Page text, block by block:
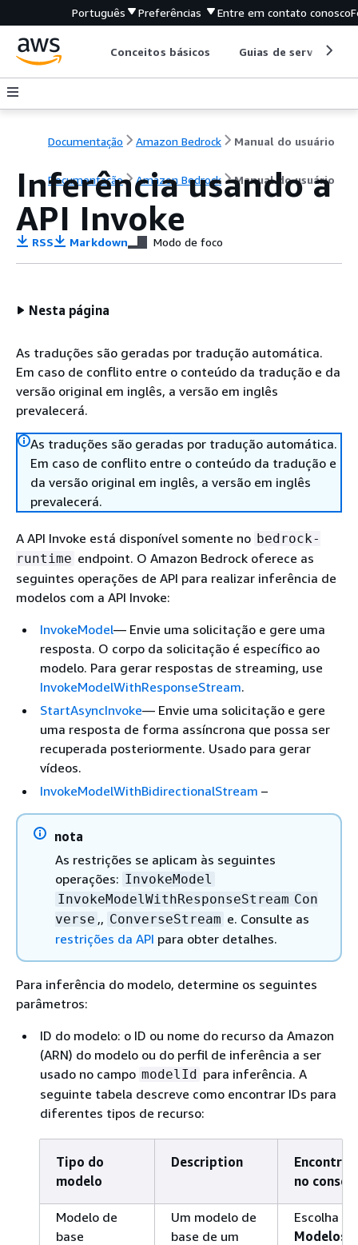
Português Preferências Entre em contato conosco
Conceitos básicos Guias de serviço
Documentação Amazon Bedrock Manual do usuário
Documentação Amazon Bedrock Manual do usuário
Inferência usando a
API Invoke
RSS Markdown Modo de foco
Nesta página
As traduções são geradas por tradução automática.
Em caso de conflito entre o conteúdo da tradução e da
versão original em inglês, a versão em inglês
prevalecerá.
As traduções são geradas por tradução automática.
Em caso de conflito entre o conteúdo da tradução e
da versão original em inglês, a versão em inglês
prevalecerá.
A API Invoke está disponível somente no bedrock-
runtime endpoint. O Amazon Bedrock oferece as
seguintes operações de API para realizar inferência de
modelos com a API Invoke:
InvokeModel— Envie uma solicitação e gere uma
resposta. O corpo da solicitação é específico ao
modelo. Para gerar respostas de streaming, use
InvokeModelWithResponseStream.
StartAsyncInvoke— Envie uma solicitação e gere
uma resposta de forma assíncrona que possa ser
recuperada posteriormente. Usado para gerar
vídeos.
InvokeModelWithBidirectionalStream –
nota
As restrições se aplicam às seguintes
operações: InvokeModel
InvokeModelWithResponseStream Con
verse ,, ConverseStream e. Consulte as
restrições da API para obter detalhes.
Para inferência do modelo, determine os seguintes
parâmetros:
ID do modelo: o ID ou nome do recurso da Amazon
(ARN) do modelo ou do perfil de inferência a ser
usado no campo modelId para inferência. A
seguinte tabela descreve como encontrar IDs para
diferentes tipos de recurso:
Tipo do
modelo
Description
Encontrar
no
Modelo de
base
Um modelo de
base de um
Escolha
Modelos